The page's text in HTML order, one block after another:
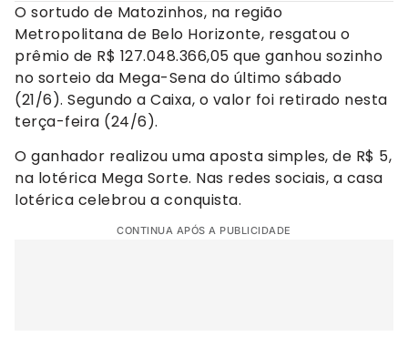
O sortudo de Matozinhos, na região
Metropolitana de Belo Horizonte, resgatou o
prêmio de R$ 127.048.366,05 que ganhou sozinho
no sorteio da Mega-Sena do último sábado
(21/6). Segundo a Caixa, o valor foi retirado nesta
terça-feira (24/6).
O ganhador realizou uma aposta simples, de R$ 5,
na lotérica Mega Sorte. Nas redes sociais, a casa
lotérica celebrou a conquista.
CONTINUA APÓS A PUBLICIDADE